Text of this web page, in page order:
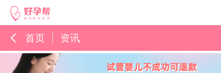
首页 资讯
孕育百科